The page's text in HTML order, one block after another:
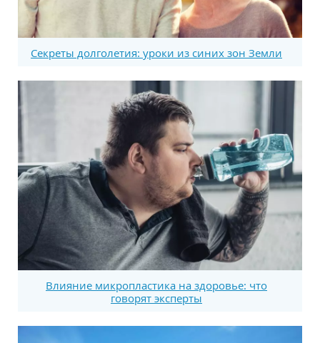
Секреты долголетия: уроки из синих зон Земли
Влияние микропластика на здоровье: что
говорят эксперты